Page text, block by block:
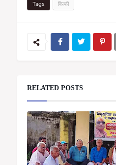
Tags बिस्फी
RELATED POSTS